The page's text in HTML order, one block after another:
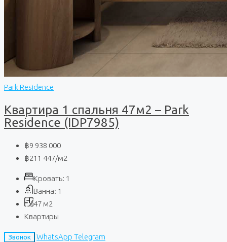
Park Residence
Квартира 1 спальня 47м2 – Park
Residence (IDP7985)
฿9 938 000
฿211 447/м2
Кровать: 1
Ванна: 1
47 м2
Квартиры
Звонок WhatsApp Telegram